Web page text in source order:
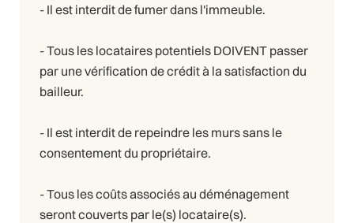
- Il est interdit de fumer dans l'immeuble.
- Tous les locataires potentiels DOIVENT passer
par une vérification de crédit à la satisfaction du
bailleur.
- Il est interdit de repeindre les murs sans le
consentement du propriétaire.
- Tous les coûts associés au déménagement
seront couverts par le(s) locataire(s).